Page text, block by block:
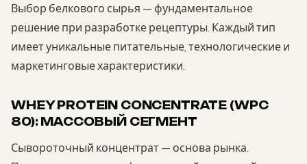
Выбор белкового сырья — фундаментальное
решение при разработке рецептуры. Каждый тип
имеет уникальные питательные, технологические и
маркетинговые характеристики.
WHEY PROTEIN CONCENTRATE (WPC
80): МАССОВЫЙ СЕГМЕНТ
Сывороточный концентрат — основа рынка.